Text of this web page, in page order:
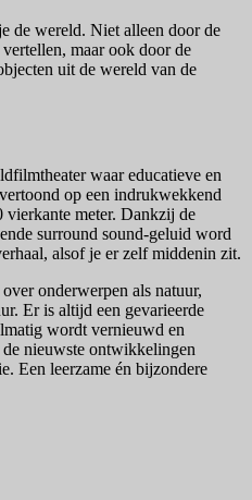
de wereld. Niet alleen door de
maar ook door de
uit de wereld van de
waar educatieve en
op een indrukwekkend
vierkante meter. Dankzij de
surround sound-geluid word
alsof je er zelf middenin zit.
onderwerpen als natuur,
Er is altijd een gevarieerde
wordt vernieuwd en
de nieuwste ontwikkelingen
Een leerzame én bijzondere